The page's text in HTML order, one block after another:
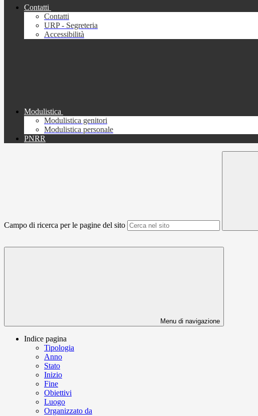
Contatti
Contatti
URP - Segreteria
Accessibilità
Modulistica
Modulistica genitori
Modulistica personale
PNRR
Campo di ricerca per le pagine del sito
Menu di navigazione
Indice pagina
Tipologia
Anno
Stato
Inizio
Fine
Obiettivi
Luogo
Organizzato da